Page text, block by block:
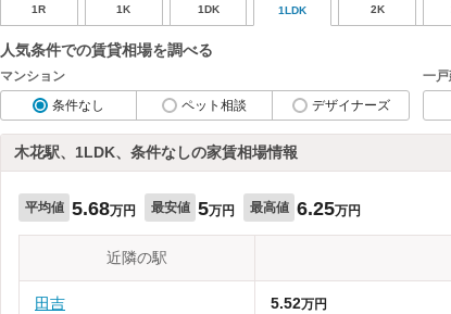
1R 1K 1DK 1LDK 2K
人気条件での賃貸相場を調べる
マンション
条件なし
ペット相談 デザイナーズ
一戸
木花駅、1LDK、条件なしの家賃相場情報
平均値 5.68万円 最安値 5万円 最高値 6.25万円
近隣の駅
田吉 5.52万円